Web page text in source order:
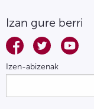
Izan gure berri
Izen-abizenak